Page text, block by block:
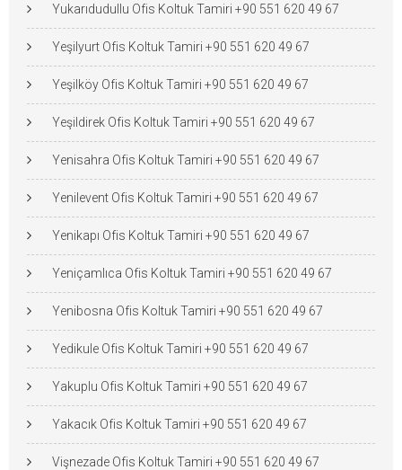
Yukarıdudullu Ofis Koltuk Tamiri +90 551 620 49 67
Yeşilyurt Ofis Koltuk Tamiri +90 551 620 49 67
Yeşilköy Ofis Koltuk Tamiri +90 551 620 49 67
Yeşildirek Ofis Koltuk Tamiri +90 551 620 49 67
Yenisahra Ofis Koltuk Tamiri +90 551 620 49 67
Yenilevent Ofis Koltuk Tamiri +90 551 620 49 67
Yenikapı Ofis Koltuk Tamiri +90 551 620 49 67
Yeniçamlıca Ofis Koltuk Tamiri +90 551 620 49 67
Yenibosna Ofis Koltuk Tamiri +90 551 620 49 67
Yedikule Ofis Koltuk Tamiri +90 551 620 49 67
Yakuplu Ofis Koltuk Tamiri +90 551 620 49 67
Yakacık Ofis Koltuk Tamiri +90 551 620 49 67
Vişnezade Ofis Koltuk Tamiri +90 551 620 49 67